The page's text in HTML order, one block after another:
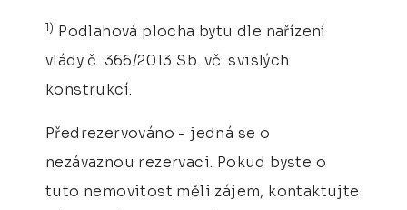
1) Podlahová plocha bytu dle nařízení
vlády č. 366/2013 Sb. vč. svislých
konstrukcí.
Předrezervováno - jedná se o
nezávaznou rezervaci. Pokud byste o
tuto nemovitost měli zájem, kontaktujte